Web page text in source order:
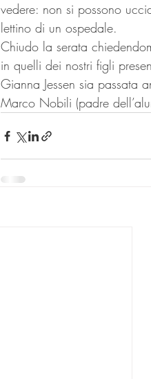
vedere: non si possono
lettino di un ospedale.
Chiudo la serata
in quelli dei nostri figli
Gianna Jessen sia passata
Marco Nobili (padre